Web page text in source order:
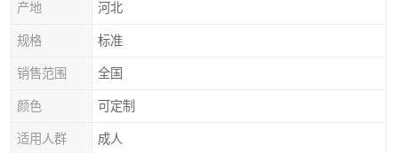
产地 河北
规格 标准
销售范围 全国
颜色 可定制
适用人群 成人